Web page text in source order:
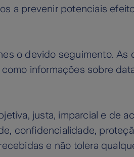
a prevenir potenciais
o devido seguimento.
informações sobre
justa, imparcial e de
confidencialidade,
e não tolera